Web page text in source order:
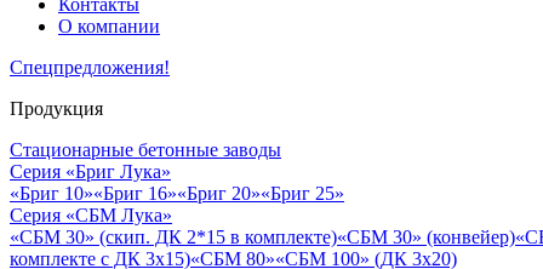
Контакты
О компании
Спецпредложения!
Продукция
Стационарные бетонные заводы
Серия «Бриг Лука»
«Бриг 10»«Бриг 16»«Бриг 20»«Бриг 25»
Серия «СБМ Лука»
«СБМ 30» (скип. ДК 2*15 в комплекте)«СБМ 30» (конвейер)
комплекте с ДК 3х15)«СБМ 80»«СБМ 100» (ДК 3х20)